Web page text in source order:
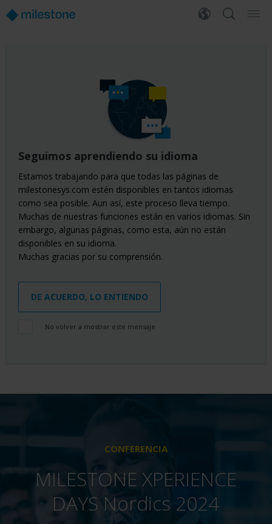
Seguimos aprendiendo su idioma
Estamos trabajando para que todas las páginas de
milestonesys.com estén disponibles en tantos idiomas
como sea posible. Aun así, este proceso lleva tiempo.
Muchas de nuestras funciones están en varios idiomas. Sin
embargo, algunas páginas, como esta, aún no están
disponibles en su idioma.
Muchas gracias por su comprensión.
DE ACUERDO, LO ENTIENDO
No volver a mostrar este mensaje
CONFERENCIA
MILESTONE XPERIENCE
DAYS Nordics 2024